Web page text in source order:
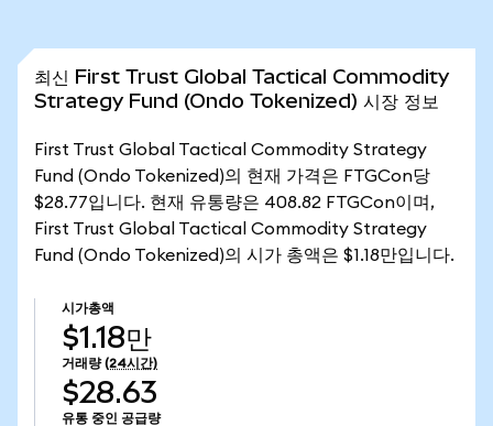
최신 First Trust Global Tactical Commodity
Strategy Fund (Ondo Tokenized) 시장 정보
First Trust Global Tactical Commodity Strategy
Fund (Ondo Tokenized)의 현재 가격은 FTGCon당
$28.77입니다. 현재 유통량은 408.82 FTGCon이며,
First Trust Global Tactical Commodity Strategy
Fund (Ondo Tokenized)의 시가 총액은 $1.18만입니다.
시가총액
$1.18만
거래량 (24시간)
$28.63
유통 중인 공급량